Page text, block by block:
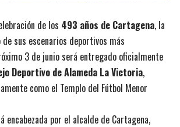
de los 493 años de Cartagena, la
sus escenarios deportivos más
3 de junio será entregado oficialmente
Deportivo de Alameda La Victoria,
como el Templo del Fútbol Menor
encabezada por el alcalde de Cartagena,